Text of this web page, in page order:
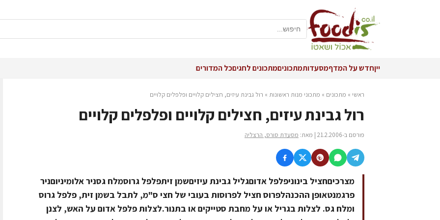
ייןחדש על המדףמסעדותמתכוניםמתכונים לחגיםכל המדורים
ראשי » מתכונים » מתכוני מנות ראשונות » רול גבינת עיזים, חצילים קלויים ופלפלים קלויים
רול גבינת עיזים, חצילים קלויים ופלפלים קלויים
פורסם ב-21.2.2006 | מאת: מסעדת סורס, הרצליה
מצרכיםחציל בינוניפלפל אדוםגליל גבינת עיזיםשמן זיתפלפל גרוסמלח גסניר אלומיניוםניר
פרגמנטאופן ההכנהלפרוס חציל לפרוסות בעובי של חצי ס"מ, לתבל בשמן זית, פלפל גרוס
ומלח גס. לצלות בגריל או על מחבת סטייקים או בתנור.לצלות פלפל אדום על האש, לצנן